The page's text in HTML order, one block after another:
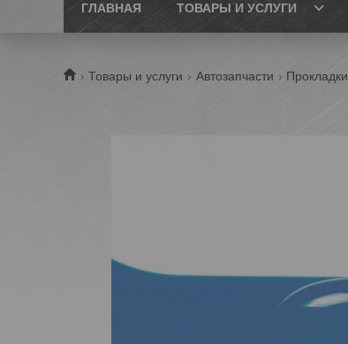
ГЛАВНАЯ ТОВАРЫ И УСЛУГИ
Товары и услуги Автозапчасти Прокладки